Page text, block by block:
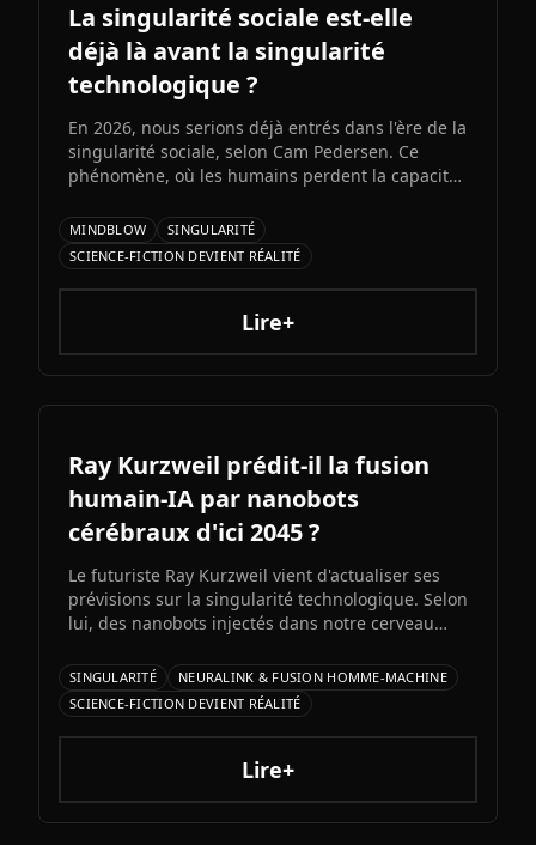
La singularité sociale est-elle
déjà là avant la singularité
technologique ?
En 2026, nous serions déjà entrés dans l'ère de la
singularité sociale, selon Cam Pedersen. Ce
phénomène, où les humains perdent la capacité
artificielles, précéderait la singularité
technologique attendue pour 2034.
MINDBLOW
SINGULARITÉ
SCIENCE-FICTION DEVIENT RÉALITÉ
Lire+
Ray Kurzweil prédit-il la fusion
humain-IA par nanobots
cérébraux d'ici 2045 ?
Le futuriste Ray Kurzweil vient d'actualiser ses
prévisions sur la singularité technologique. Selon
lui, des nanobots injectés dans notre cerveau
2045, multipliant notre intelligence par un
million. Entre promesses transhumanistes et
défis éthiques, cette vision soulève autant
d'espoirs que d'interrogations.
SINGULARITÉ
NEURALINK & FUSION HOMME-MACHINE
SCIENCE-FICTION DEVIENT RÉALITÉ
Lire+